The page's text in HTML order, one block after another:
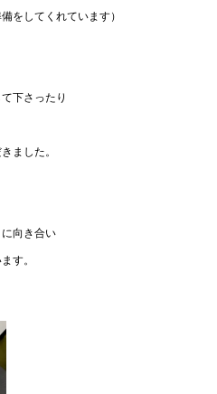
をしてくれています）
下さったり
ました。
向き合い
す。